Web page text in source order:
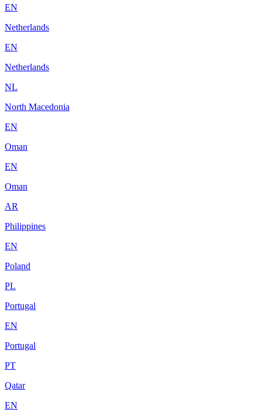
EN
Netherlands
EN
Netherlands
NL
North Macedonia
EN
Oman
EN
Oman
AR
Philippines
EN
Poland
PL
Portugal
EN
Portugal
PT
Qatar
EN